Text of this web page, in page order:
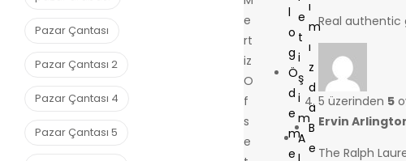
Real authentic
5 üzerinden 5
Ervin
The Ralph
Pazar Çantası
Pazar Çantası 2
Pazar Çantası 4
Pazar Çantası 5
e
rt
iz
O
f
s
e
l
o
g
Ö
d
e
m
e
e
t
i
ş
i
m
A
ı
m
ı
z
d
a
B
e